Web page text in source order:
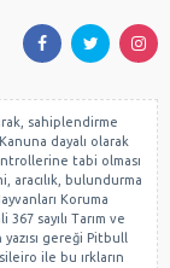
sahiplendirme
dayalı olarak
tabi olması
aracılık, bulundurma
Koruma
sayılı Tarım ve
gereği Pitbull
ile bu ırkların